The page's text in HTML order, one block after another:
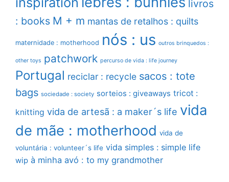
livros
: books M + m mantas de retalhos : quilts
maternidade : motherhood nós : us outros brinquedos :
other toys patchwork percurso de vida : life journey
Portugal reciclar : recycle sacos : tote
bags sociedade : society sorteios : giveaways tricot :
knitting vida de artesã : a maker´s life vida
de mãe : motherhood vida de
voluntária : volunteer´s life vida simples : simple life
wip à minha avó : to my grandmother